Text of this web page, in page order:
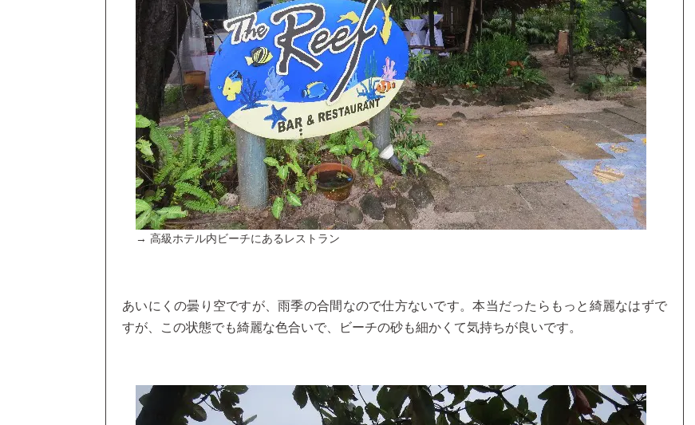
→ 高級ホテル内ビーチにあるレストラン
あいにくの曇り空ですが、雨季の合間なので仕方ないです。本当だったらもっと綺麗なはずで
すが、この状態でも綺麗な色合いで、ビーチの砂も細かくて気持ちが良いです。